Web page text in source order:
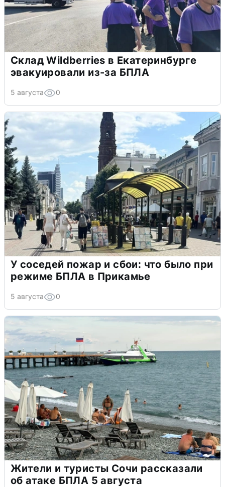
Склад Wildberries в Екатеринбурге
эвакуировали из-за БПЛА
5 августа 0
У соседей пожар и сбои: что было при
режиме БПЛА в Прикамье
5 августа 0
Жители и туристы Сочи рассказали
об атаке БПЛА 5 августа